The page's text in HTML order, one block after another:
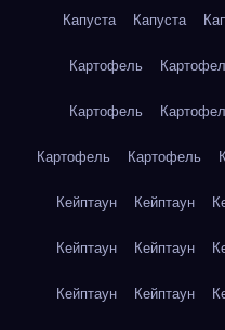
Капуста Капуста
Картофель
Картофель
Картофель Картофель
Кейптаун Кейптаун
Кейптаун Кейптаун
Кейптаун Кейптаун